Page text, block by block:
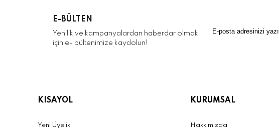
E-BÜLTEN
Yenilik ve kampanyalardan haberdar olmak
için e- bültenimize kaydolun!
KISAYOL
Yeni Üyelik
KURUMSAL
Hakkımızda